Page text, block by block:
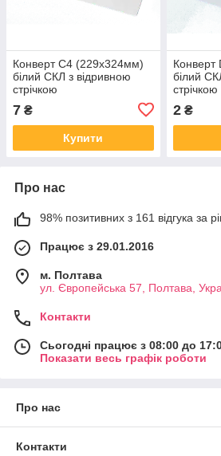
Конверт С4 (229х324мм)
білий СКЛ з відривною
стрічкою
7 ₴
Купити
Конверт
білий
стрічкою
2₴
Про нас
98% позитивних з 161 відгука за
Працює з 29.01.2016
м. Полтава
ул. Європейська 57, Полтава,
Контакти
Сьогодні працює з 08:00 до
Показати весь графік роботи
Про нас
Контакти